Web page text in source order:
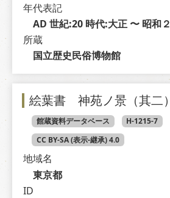
年代表記
AD 世紀:20 時代:大正 〜 昭和２
所蔵
国立歴史民俗博物館
絵葉書 神苑ノ景（其二）
館蔵資料データベース
H-1215-7
CC BY-SA (表示-継承) 4.0
地域名
東京都
ID